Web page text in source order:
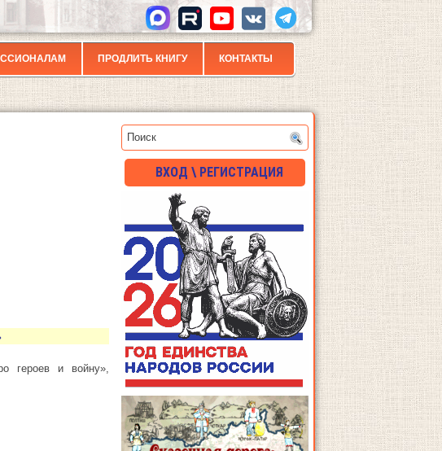
ПРОДЛИТЬ КНИГУ КОНТАКТЫ
героев и войну»,
ВХОД \ РЕГИСТРАЦИЯ